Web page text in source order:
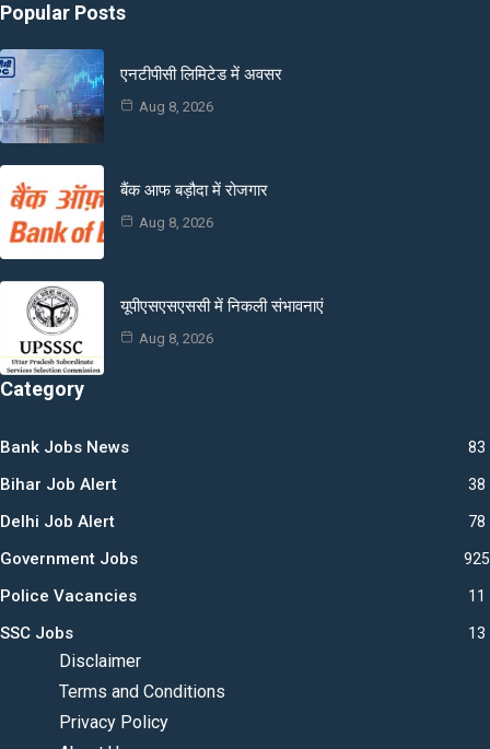
Popular Posts
एनटीपीसी लिमिटेड में अवसर
Aug 8, 2026
बैंक आफ बड़ौदा में रोजगार
Aug 8, 2026
यूपीएसएसएससी में निकली संभावनाएं
Aug 8, 2026
Category
Bank Jobs News 83
Bihar Job Alert 38
Delhi Job Alert 78
Government Jobs 925
Police Vacancies 11
SSC Jobs 13
Disclaimer
Terms and Conditions
Privacy Policy